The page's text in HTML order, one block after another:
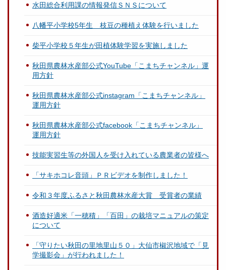
水田総合利用課の情報発信ＳＮＳについて
八幡平小学校5年生 枝豆の種植え体験を行いました
柴平小学校５年生が田植体験学習を実施しました
秋田県農林水産部公式YouTube「こまちチャンネル」運
用方針
秋田県農林水産部公式instagram「こまちチャンネル」
運用方針
秋田県農林水産部公式facebook「こまちチャンネル」
運用方針
技能実習生等の外国人を受け入れている農業者の皆様へ
「サキホコレ音頭」ＰＲビデオを制作しました！
令和３年度ふるさと秋田農林水産大賞 受賞者の業績
酒造好適米「一穂積」「百田」の栽培マニュアルの策定
について
「守りたい秋田の里地里山５０」大仙市椒沢地域で「見
学撮影会」が行われました！